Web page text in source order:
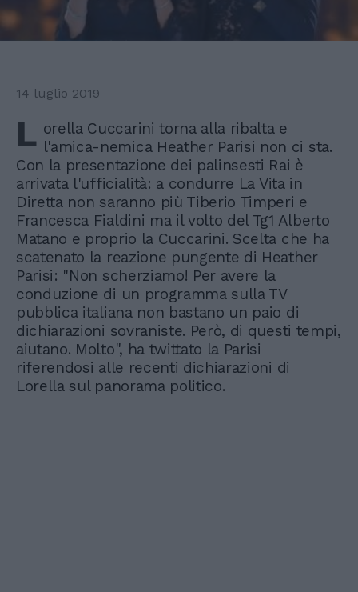
14 luglio 2019
L orella Cuccarini torna alla ribalta e
l'amica-nemica Heather Parisi non ci sta.
Con la presentazione dei palinsesti Rai è
arrivata l'ufficialità: a condurre La Vita in
Diretta non saranno più Tiberio Timperi e
Francesca Fialdini ma il volto del Tg1 Alberto
Matano e proprio la Cuccarini. Scelta che ha
scatenato la reazione pungente di Heather
Parisi: "Non scherziamo! Per avere la
conduzione di un programma sulla TV
pubblica italiana non bastano un paio di
dichiarazioni sovraniste. Però, di questi tempi,
aiutano. Molto", ha twittato la Parisi
riferendosi alle recenti dichiarazioni di
Lorella sul panorama politico.